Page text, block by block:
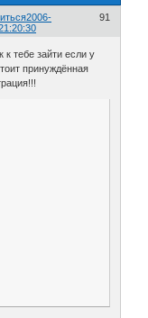
91
2006-
к тебе зайти если у
принуждённая